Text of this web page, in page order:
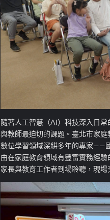
隨著人工智慧（AI）科技深入日
與教師最迫切的課題。臺北市家
數位學習領域深耕多年的專家——
由在家庭教育領域有豐富實務經
家長與教育工作者到場聆聽，現場